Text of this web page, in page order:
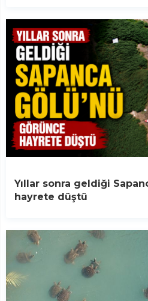
Yıllar sonra geldiği
hayrete düştü